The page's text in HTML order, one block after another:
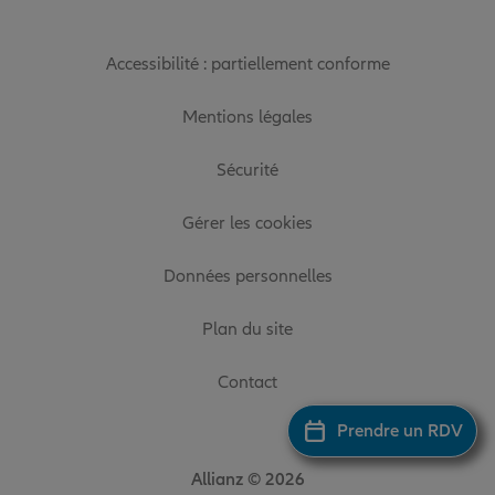
Prendre un RDV
Accessibilité : partiellement conforme
Mentions légales
Sécurité
Gérer les cookies
Données personnelles
Plan du site
Contact
Allianz © 2026